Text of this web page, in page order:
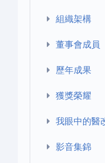
組織架構
董事會成員
歷年成果
獲獎榮耀
我眼中的醫
影音集錦